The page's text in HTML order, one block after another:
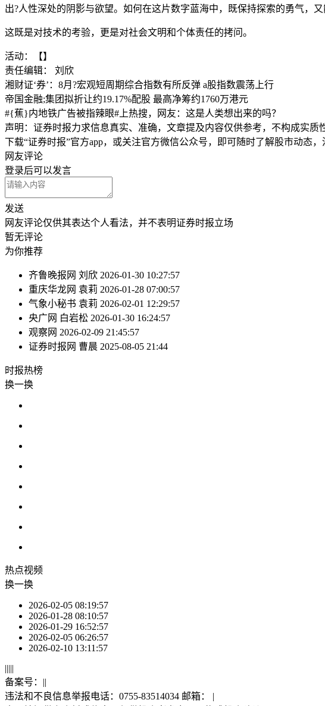
出?人性深处的阴影与欲望。如何在这片数字蓝海中，既保持探索的勇气，
这既是对技术的考验，更是对社会文明和个体责任的拷问。
活动：【】
责任编辑： 刘欣
湘财证‘券’：8月?宏观短周期综合指数有所反弹 a股指数震荡上行
帝国金融;集团拟折让约19.17%配股 最高净筹约1760万港元
#{蕉}内地铁广告被指辣眼#上热搜，网友：这是人类想出来的吗？
声明：证券时报力求信息真实、准确，文章提及内容仅供参考，不构成实质
下载“证券时报”官方app，或关注官方微信公众号，即可随时了解股市动态，
网友评论
登录后可以发言
发送
网友评论仅供其表达个人看法，并不表明证券时报立场
暂无评论
为你推荐
齐鲁晚报网 刘欣 2026-01-30 10:27:57
重庆华龙网 袁莉 2026-01-28 07:00:57
气象小秘书 袁莉 2026-02-01 12:29:57
央广网 白岩松 2026-01-30 16:24:57
观察网 2026-02-09 21:45:57
证券时报网 曹晨 2025-08-05 21:44
时报热榜
换一换
热点视频
换一换
2026-02-05 08:19:57
2026-01-28 08:10:57
2026-01-29 16:52:57
2026-02-05 06:26:57
2026-02-10 13:11:57
|||||
备案号： ||
违法和不良信息举报电话：0755-83514034 邮箱： |